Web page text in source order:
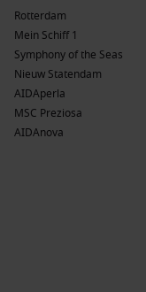
toegangspoort tot
Geniet van
Park en bezoek
Pigeon Island
en historische
wandelingen en
Populaire
Een cruise naar Jost
Rotterdam
Mein Schiff 1
Symphony of the Seas
Nieuw Statendam
AIDAperla
MSC Preziosa
AIDAnova